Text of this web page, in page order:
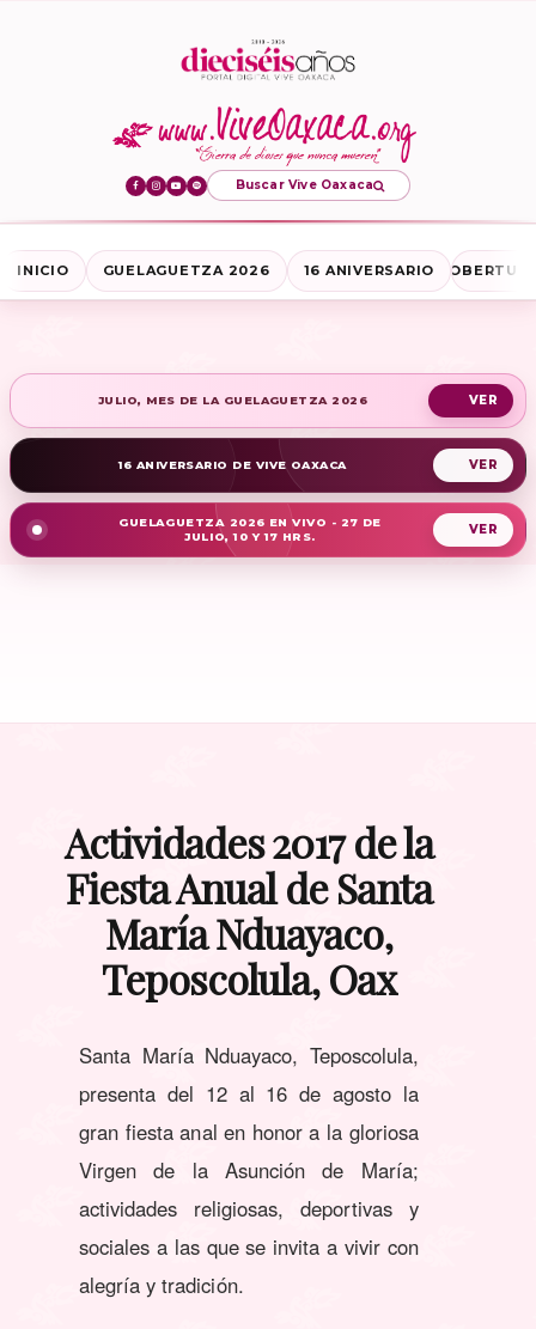
Buscar Vive Oaxaca
INICIO GUELAGUETZA 2026 16 ANIVERSARIO
JULIO, MES DE LA GUELAGUETZA 2026
16 ANIVERSARIO DE VIVE OAXACA
GUELAGUETZA 2026 EN VIVO - 27 DE
JULIO, 10 Y 17 HRS.
Actividades 2017 de la
Fiesta Anual de Santa
María Nduayaco,
Teposcolula, Oax
Santa María Nduayaco, Teposcolula,
presenta del 12 al 16 de agosto la
gran fiesta anal en honor a la gloriosa
Virgen de la Asunción de María;
actividades religiosas, deportivas y
sociales a las que se invita a vivir con
alegría y tradición.